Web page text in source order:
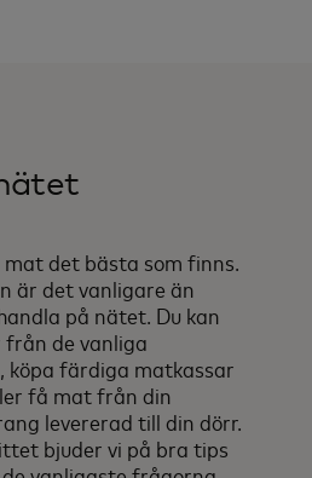
mat det bästa som finns.
är det vanligare än
på nätet. Du kan
från de vanliga
köpa färdiga matkassar
få mat från din
levererad till din dörr.
bjuder vi på bra tips